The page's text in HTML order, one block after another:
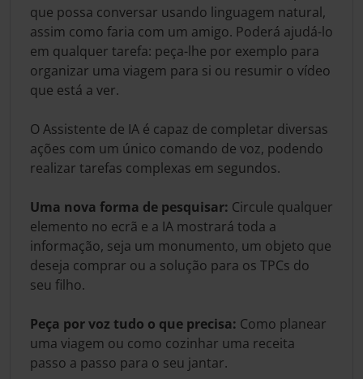
que possa conversar usando linguagem natural,
assim como faria com um amigo. Poderá ajudá-lo
em qualquer tarefa: peça-lhe por exemplo para
organizar uma viagem para si ou resumir o vídeo
que está a ver.
O Assistente de IA é capaz de completar diversas
ações com um único comando de voz, podendo
realizar tarefas complexas em segundos.
Uma nova forma de pesquisar: Circule qualquer
elemento no ecrã e a IA mostrará toda a
informação, seja um monumento, um objeto que
deseja comprar ou a solução para os TPCs do
seu filho.
Peça por voz tudo o que precisa: Como planear
uma viagem ou como cozinhar uma receita
passo a passo para o seu jantar.